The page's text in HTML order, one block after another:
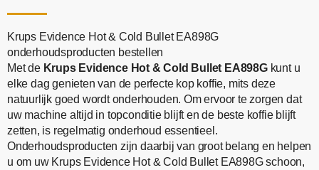
Krups Evidence Hot & Cold Bullet EA898G
onderhoudsproducten bestellen
Met de Krups Evidence Hot & Cold Bullet EA898Gkunt u
elke dag genieten van de perfecte kop koffie, mits deze
natuurlijk goed wordt onderhouden. Om ervoor te zorgen dat
uw machine altijd in topconditie blijft en de beste koffie blijft
zetten, is regelmatig onderhoud essentieel.
Onderhoudsproducten zijn daarbij van groot belang en helpen
u om uw Krups Evidence Hot & Cold Bullet EA898G schoon,